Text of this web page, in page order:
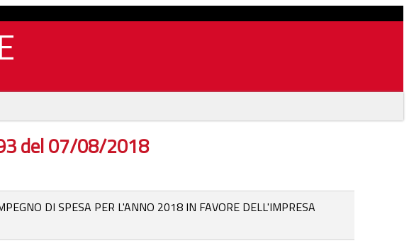
del 07/08/2018
DI SPESA PER L'ANNO 2018 IN FAVORE DELL'IMPRESA